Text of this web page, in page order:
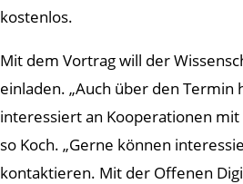
kostenlos.
Mit dem Vortrag will der
einladen. „Auch über den Termin
interessiert an Kooperationen mit
so Koch. „Gerne können
kontaktieren. Mit der Offenen